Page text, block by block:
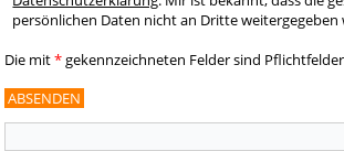
persönlichen Daten nicht an Dritte weitergegeben
Die mit*gekennzeichneten Felder sind
Suchformular